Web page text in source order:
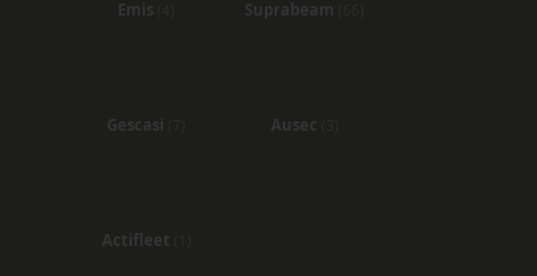
Emis Suprabeam
Gescasi Ausec
Actifleet